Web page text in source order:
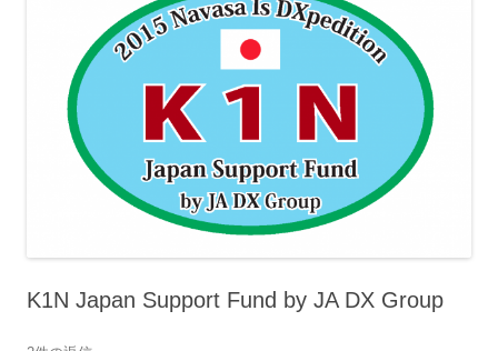
ッ
プ
K1N Japan Support Fund by JA DX Group